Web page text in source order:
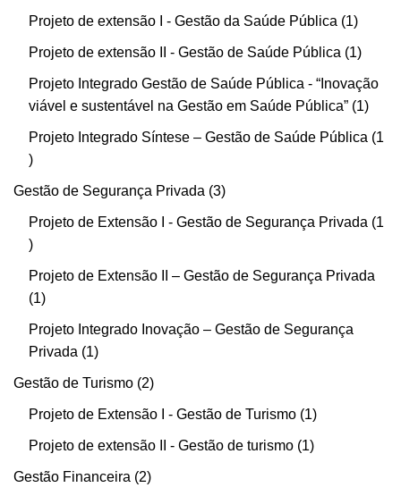
Projeto de extensão I - Gestão da Saúde Pública 1
Projeto de extensão II - Gestão de Saúde Pública 1
Projeto Integrado Gestão de Saúde Pública - “Inovação
viável e sustentável na Gestão em Saúde Pública” 1
Projeto Integrado Síntese – Gestão de Saúde Pública 1
Gestão de Segurança Privada 3
Projeto de Extensão I - Gestão de Segurança Privada 1
Projeto de Extensão II – Gestão de Segurança Privada
1
Projeto Integrado Inovação – Gestão de Segurança
Privada
1
Gestão de Turismo 2
Projeto de Extensão I - Gestão de Turismo 1
Projeto de extensão II - Gestão de turismo 1
Gestão Financeira 2